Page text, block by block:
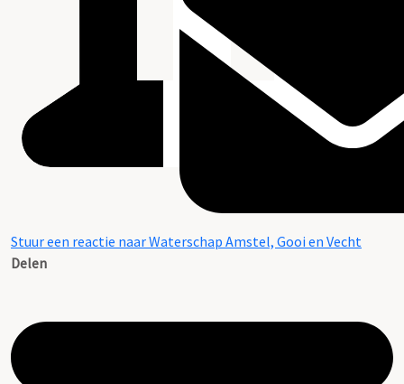
Stuur een reactie naar Waterschap Amstel, Gooi en Vecht
Delen